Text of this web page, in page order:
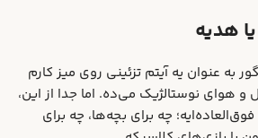
هدیه
به عنوان یه آیتم تزئینی روی میز کارم
و هوای نوستالژیک می‌ده. اما جدا از این،
چه برای بچه‌ها، چه برای